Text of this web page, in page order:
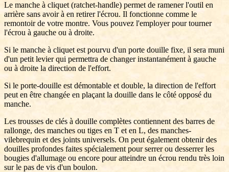
Le manche à cliquet (ratchet-handle) permet de ramener l'outil en
arrière sans avoir à en retirer l'écrou. Il fonctionne comme le
remontoir de votre montre. Vous pouvez l'employer pour tourner
l'écrou à gauche ou à droite.
Si le manche à cliquet est pourvu d'un porte douille fixe, il sera muni
d'un petit levier qui permettra de changer instantanément à gauche
ou à droite la direction de l'effort.
Si le porte-douille est démontable et double, la direction de l'effort
peut en être changée en plaçant la douille dans le côté opposé du
manche.
Les trousses de clés à douille complètes contiennent des barres de
rallonge, des manches ou tiges en T et en L, des manches-
vilebrequin et des joints universels. On peut également obtenir des
douilles profondes faites spécialement pour serrer ou desserrer les
bougies d'allumage ou encore pour atteindre un écrou rendu très loin
sur le pas de vis d'un boulon.